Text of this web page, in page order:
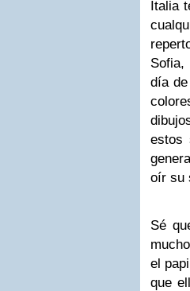
Italia
Sofia,
día
estos
oír su
Sé
el
que